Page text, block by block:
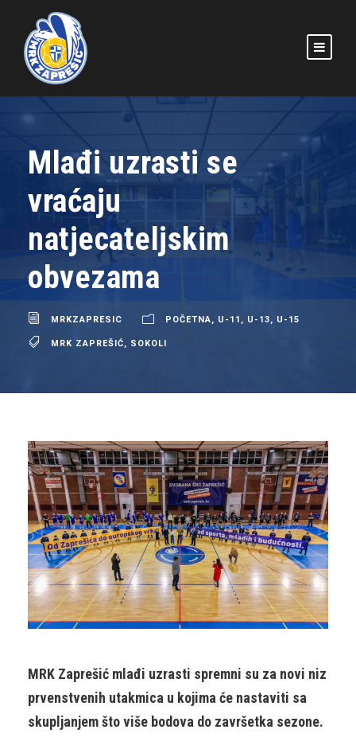
Mlađi uzrasti se
vraćaju
natjecateljskim
obvezama
MRKZAPRESIC POČETNA U-11 U-13 U-15
MRK ZAPREŠIĆ SOKOLI
MRK Zaprešić mlađi uzrasti spremni su za novi niz
prvenstvenih utakmica u kojima će nastaviti sa
skupljanjem što više bodova do završetka sezone.